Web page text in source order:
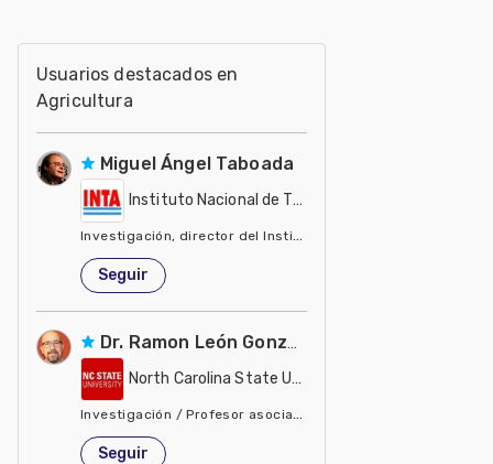
Usuarios destacados en
Agricultura
Miguel Ángel Taboada
Instituto Nacional de Tecnología Agropecuaria -
Investigación, director del Instituto de Suelos del INTA
Estados Unidos de América
Seguir
Dr. Ramon León González
North Carolina State University - NCSU
Investigación / Profesor asociado, biología y ecología de
Estados Unidos de América
Seguir